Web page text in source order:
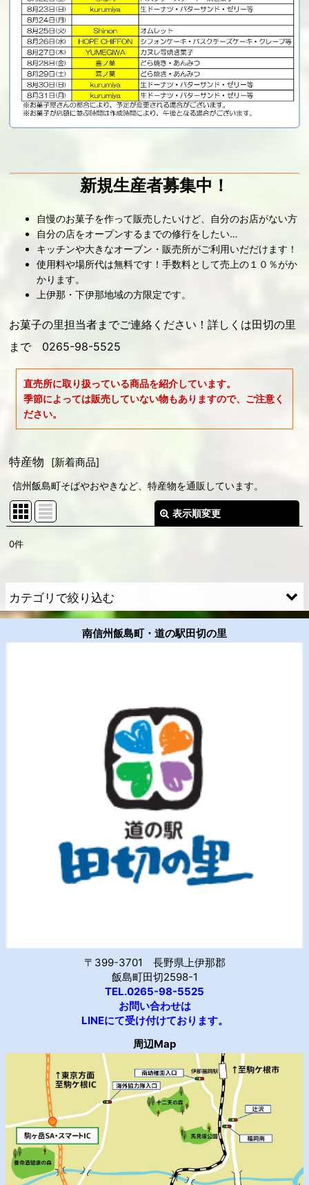
新規生産者募集中！
自慢のお菓子を作って販売したいけど、自分のお店がない方
自分の店をオープンするまでの修行をしたい…
キッチンや大きなオーブン・販売所がご利用いだだけます！
使用料や場所代は無料です！手数料として売上の１０％がか
かります。
上伊那・下伊那地域の方限定です。
お菓子の里担当者までご連絡ください！詳しくは田切の里
まで 0265-98-5525
直売所に取り扱っている商品を紹介しています。
季節によっては販売していない物もありますので、ご注意く
ださい。
特産物 [新着商品]
信州飯島町そばやおやきなど、特産物を通販しています。
表示順変更
サブカテゴリ
表示数
0件
カテゴリで絞り込む
南信州飯島町・道の駅田切の里
〒399-3701 長野県上伊那郡
飯島町田切2598-1
TEL.0265-98-5525
お問い合わせは
LINEにて受け付けております。
周辺Map